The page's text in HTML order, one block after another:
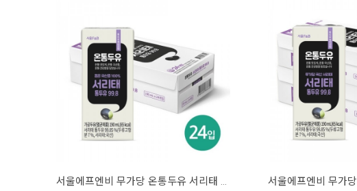
서울에프엔비 무가당 온통두유 서리태 통두유 99.8 190mL X 24입 [원산지:국산]